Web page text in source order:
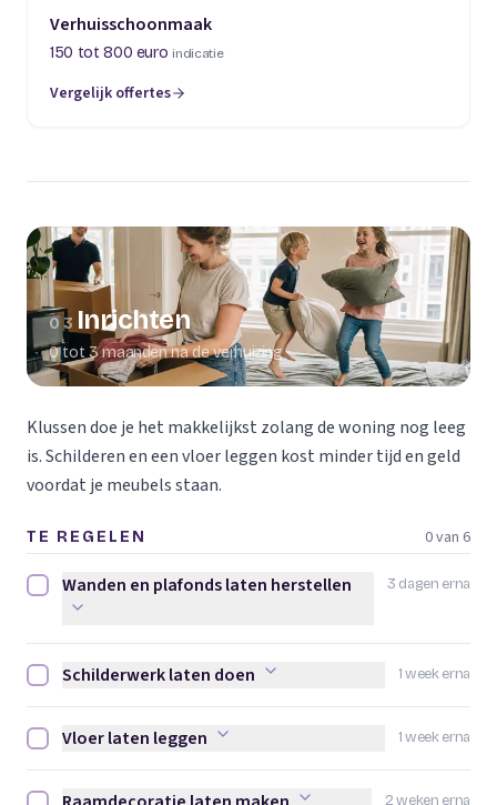
Verhuisschoonmaak
150 tot 800 euro indicatie
Vergelijk offertes
(opent in een nieuw tabblad)
03 Inrichten
0 tot 3 maanden na de verhuizing
Klussen doe je het makkelijkst zolang de woning nog leeg
is. Schilderen en een vloer leggen kost minder tijd en geld
voordat je meubels staan.
TE REGELEN 0 van 6
3 dagen erna
Wanden en plafonds laten herstellen afvinken
Wanden en plafonds laten herstellen
1 week erna
Schilderwerk laten doen afvinken
Schilderwerk laten doen
1 week erna
Vloer laten leggen afvinken
Vloer laten leggen
2 weken erna